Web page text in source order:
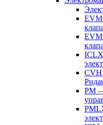
EVM
EVM
CVH
PM